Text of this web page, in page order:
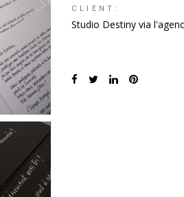
CLIENT:
Studio Destiny via